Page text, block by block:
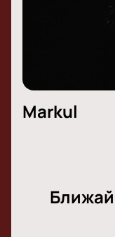
Markul